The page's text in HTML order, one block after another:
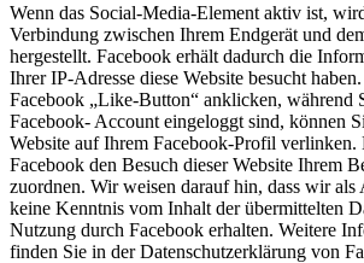
Wenn das Social-Media-Element aktiv ist,
Verbindung zwischen Ihrem Endgerät und
hergestellt. Facebook erhält dadurch die
Ihrer IP-Adresse diese Website besucht
Facebook „Like-Button“ anklicken, während
Facebook- Account eingeloggt sind, können
Website auf Ihrem Facebook-Profil verlinken.
Facebook den Besuch dieser Website Ihrem
zuordnen. Wir weisen darauf hin, dass wir als
keine Kenntnis vom Inhalt der übermittelten
Nutzung durch Facebook erhalten. Weitere
finden Sie in der Datenschutzerklärung von